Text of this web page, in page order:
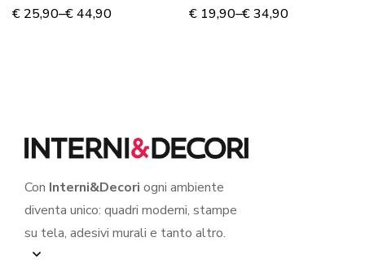
COME IL MARE”
€ 25,90–€44,90
“NON
€ 19,90–€34,90
Con Interni&Decori ogni ambiente
diventa unico: quadri moderni, stampe
su tela, adesivi murali e tanto altro.